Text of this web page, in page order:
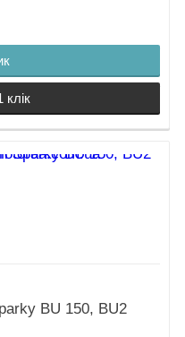
клік
BU 150, BU2